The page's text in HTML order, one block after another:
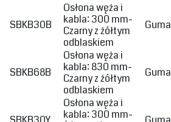
SBKB30B
‎Osłona węża i
kabla: 300 mm-
Czarny z żółtym
odblaskiem ‎ ‎
‎Guma ‎
SBKB68B
‎Osłona węża i
kabla: 830 mm-
Czarny z żółtym
odblaskiem ‎
‎Guma ‎
‎Osłona węża i
kabla: 300 mm-